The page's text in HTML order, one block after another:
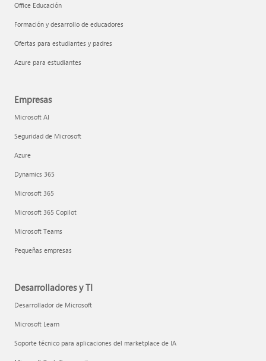
Office Educación
Formación y desarrollo de educadores
Ofertas para estudiantes y padres
Azure para estudiantes
Empresas
Microsoft AI
Seguridad de Microsoft
Azure
Dynamics 365
Microsoft 365
Microsoft 365 Copilot
Microsoft Teams
Pequeñas empresas
Desarrolladores y TI
Desarrollador de Microsoft
Microsoft Learn
Soporte técnico para aplicaciones del marketplace de IA